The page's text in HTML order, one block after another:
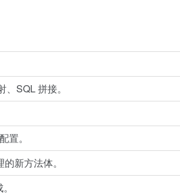
SQL 拼接。
置。
新方法体。